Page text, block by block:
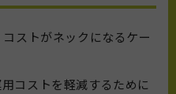
ストがネックになるケー
コストを軽減するために